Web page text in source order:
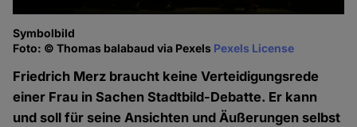
Symbolbild
Foto: © Thomas balabaud via Pexels Pexels License
Friedrich Merz braucht keine Verteidigungsrede
einer Frau in Sachen Stadtbild-Debatte. Er kann
und soll für seine Ansichten und Äußerungen selbst